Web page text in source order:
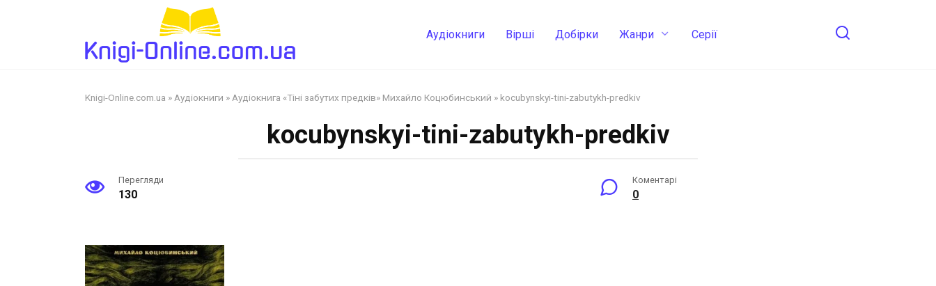
Аудіокниги Вірші Добірки Жанри Cерії
Knigi-Online.com.ua » Аудіокниги » Аудіокнига «Тіні забутих предків» Михайло Коцюбинський » kocubynskyi-tini-zabutykh-predkiv
kocubynskyi-tini-zabutykh-predkiv
Перегляди
130
Коментарі
0